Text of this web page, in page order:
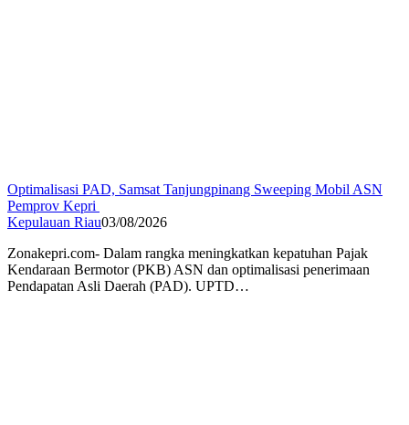
Optimalisasi PAD, Samsat Tanjungpinang Sweeping Mobil ASN
Pemprov Kepri
Kepulauan Riau03/08/2026
Zonakepri.com- Dalam rangka meningkatkan kepatuhan Pajak
Kendaraan Bermotor (PKB) ASN dan optimalisasi penerimaan
Pendapatan Asli Daerah (PAD). UPTD…